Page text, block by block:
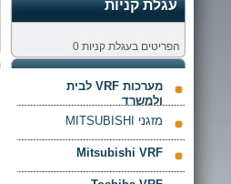
עגלת קניות
הפריטים בעגלת קניות 0
מערכות VRF לבית
ולמשרד
מזגני MITSUBISHI
Mitsubishi VRF